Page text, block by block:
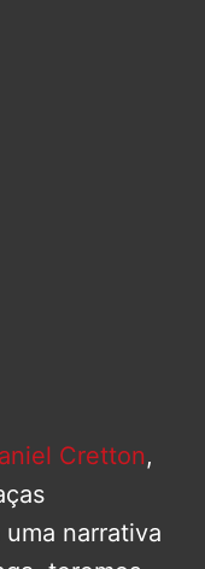
Cretton,
narrativa